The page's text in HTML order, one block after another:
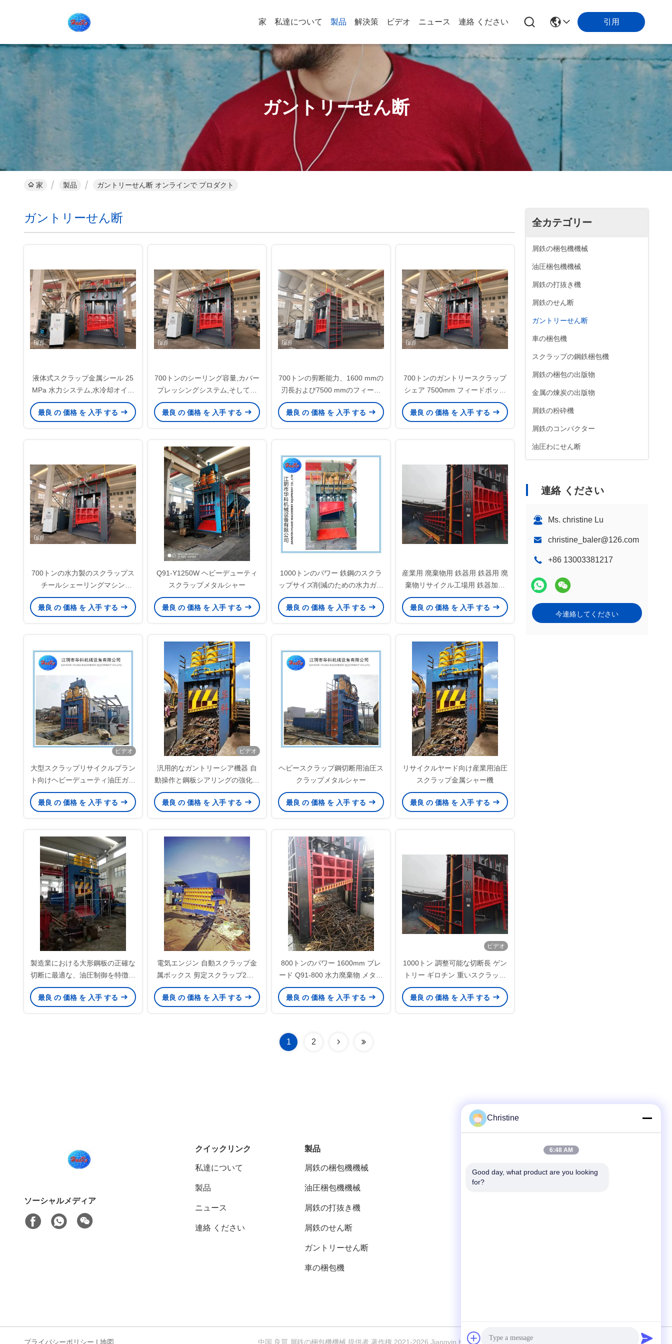
家 私達について 製品 解決策 ビデオ ニュース 連絡 ください 引用
ガントリーせん断
家 製品 ガントリーせん断 オンラインで プロダクト
全カテゴリー
屑鉄の梱包機機械
油圧梱包機機械
屑鉄の打抜き機
屑鉄のせん断
ガントリーせん断
車の梱包機
スクラップの鋼鉄梱包機
屑鉄の梱包の出版物
金属の煉炭の出版物
屑鉄の粉砕機
屑鉄のコンパクター
油圧わにせん断
連絡 ください
Ms. christine Lu
christine_baler@126.com
+86 13003381217
今連絡してください
ガントリーせん断
液体式スクラップ金属シール 25
MPa 水力システム,水冷却オイル
クーラーと700トンのシールパワ
ー
最良 の 価格 を 入手 する
700トンのシーリング容量,カバー
プレッシングシステム,そして大
容量スクラップ鋼のための
7500mmのフィードボックス
最良 の 価格 を 入手 する
700トンの剪断能力、1600 mmの
刃長および7500 mmのフィード
ボックスを備えた油圧スクラップ
シャーリングマシン
最良 の 価格 を 入手 する
700トンのガントリースクラップ
シェア 7500mm フィードボック
スと金属リサイクルのための水力
プッシャーフィード
最良 の 価格 を 入手 する
700トンの水力製のスクラップス
チールシェーリングマシン
7500mm 給餌箱と重量スクラッ
プの切断のための1600mm 刃幅
最良 の 価格 を 入手 する
Q91-Y1250W ヘビーデューティ
スクラップメタルシャー
最良 の 価格 を 入手 する
1000トンのパワー 鉄鋼のスクラ
ップサイズ削減のための水力ガン
トリースクラップ金属シール
最良 の 価格 を 入手 する
産業用 廃棄物用 鉄器用 鉄器用 廃
棄物リサイクル工場用 鉄器加工
産業用
最良 の 価格 を 入手 する
ビデオ
大型スクラップリサイクルプラン
ト向けヘビーデューティ油圧ガン
トリーシャー、鉄スクラップシャ
ー、かさばる鋼材処理用
最良 の 価格 を 入手 する
ビデオ
汎用的なガントリーシア機器 自
動操作と鋼板シアリングの強化さ
れた安全機能を提供
最良 の 価格 を 入手 する
ヘビースクラップ鋼切断用油圧ス
クラップメタルシャー
最良 の 価格 を 入手 する
リサイクルヤード向け産業用油圧
スクラップ金属シャー機
最良 の 価格 を 入手 する
製造業における大形鋼板の正確な
切断に最適な、油圧制御を特徴と
するヘビーデューティガントリー
シャー
最良 の 価格 を 入手 する
電気エンジン 自動スクラップ金
属ボックス 剪定スクラップ2〜3
回/分 切断速度
最良 の 価格 を 入手 する
800トンのパワー 1600mm ブレ
ード Q91-800 水力廃棄物 メタル
ガントリーシール 廃棄物 メタル
垂直シール
最良 の 価格 を 入手 する
ビデオ
1000トン 調整可能な切断長 ゲン
トリー ギロチン 重いスクラップ
剪定 2-3 回 / 分 切断速度
最良 の 価格 を 入手 する
1 2
ソーシャルメディア
クイックリンク
私達について
製品
ニュース
連絡 ください
製品
屑鉄の梱包機機械
油圧梱包機機械
屑鉄の打抜き機
屑鉄のせん断
ガントリーせん断
車の梱包機
テレ
プライバシーポリシー | 地図 中国 良質 屑鉄の梱包機機械 提供者 著作権 2021-2026 Jiangyin Huake Machinery Co.,Ltd すべての権利は保護されています.
Christine
6:48 AM
Good day, what product are you looking
for?